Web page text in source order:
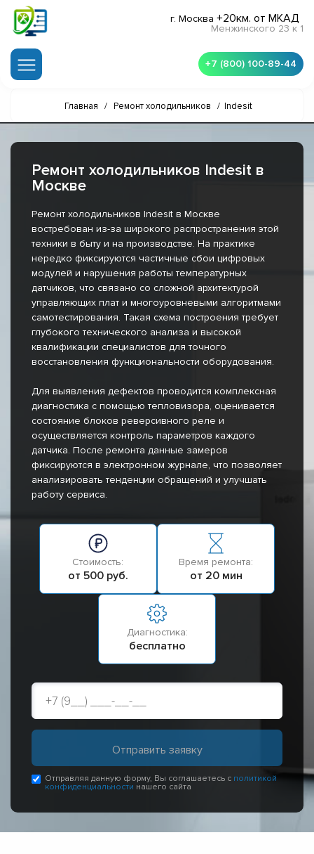
г. Москва +20км. от МКАД
Менжинского 23 к 1
+7 (800) 100-89-44
Главная / Ремонт холодильников / Indesit
Ремонт холодильников Indesit в
Москве
Ремонт холодильников Indesit в Москве
востребован из-за широкого распространения этой
техники в быту и на производстве. На практике
нередко фиксируются частичные сбои цифровых
модулей и нарушения работы температурных
датчиков, что связано со сложной архитектурой
управляющих плат и многоуровневыми алгоритмами
самотестирования. Такая схема построения требует
глубокого технического анализа и высокой
квалификации специалистов для точного
восстановления функциональности оборудования.
Для выявления дефектов проводится комплексная
диагностика с помощью тепловизора, оценивается
состояние блоков реверсивного реле и
осуществляется контроль параметров каждого
датчика. После ремонта данные замеров
фиксируются в электронном журнале, что позволяет
анализировать тенденции обращений и улучшать
работу сервиса.
Стоимость:
от 500 руб.
Время ремонта:
от 20 мин
Диагностика:
бесплатно
Отправляя данную форму, Вы соглашаетесь с политикой
конфиденциальности нашего сайта